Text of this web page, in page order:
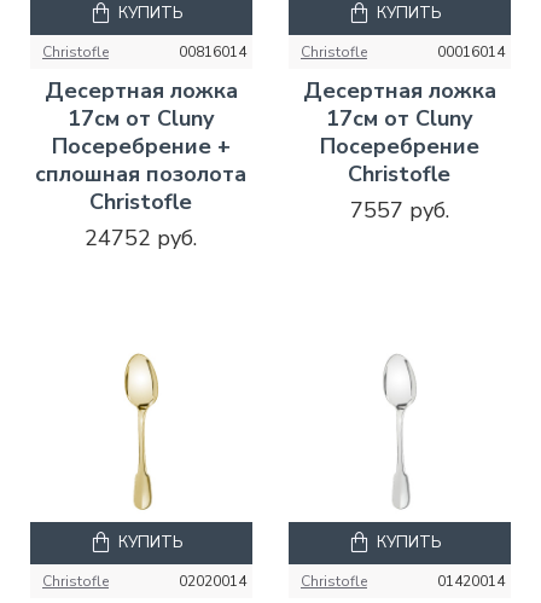
Christofle 00816014
Десертная ложка
17см от Cluny
Посеребрение +
сплошная позолота
Christofle
24752 руб.
КУПИТЬ
Christofle 00016014
Десертная ложка
17см от Cluny
Посеребрение
Christofle
7557 руб.
КУПИТЬ
Christofle 02020014
КУПИТЬ
Christofle 01420014
КУПИТЬ